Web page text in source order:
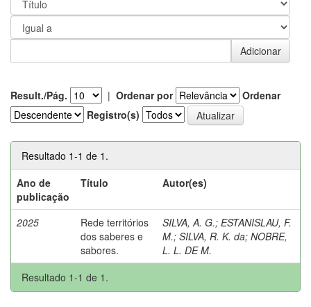
Result./Pág. | Ordenar por
Ordenar
Registro(s)
Resultado 1-1 de 1.
Ano de
publicação
Título Autor(es)
2025
Rede territórios
dos saberes e
sabores.
SILVA, A. G.; ESTANISLAU, F.
M.; SILVA, R. K. da; NOBRE,
L. L. DE M.
Resultado 1-1 de 1.